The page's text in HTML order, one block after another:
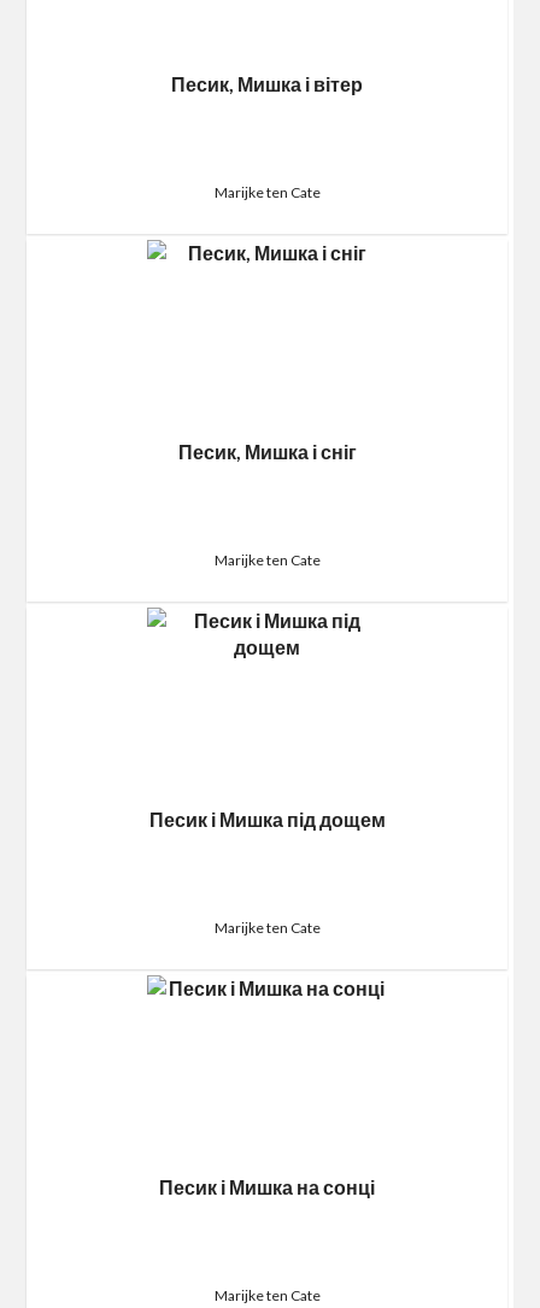
Песик, Мишка і вітер
Marijke ten Cate
Песик, Мишка і сніг
Marijke ten Cate
Песик і Мишка під дощем
Marijke ten Cate
Песик і Мишка на сонці
Marijke ten Cate